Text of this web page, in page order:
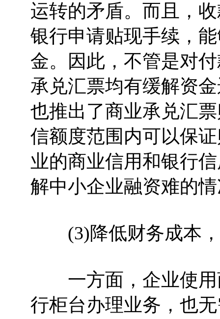
运转的矛盾。而且，
银行申请贴现手续，
金。因此，不管是对
承兑汇票均有缓解资
也推出了商业承兑汇
信额度范围内可以保
业的商业信用和银行
解中小企业融资难的
(3)降低财务成本，
一方面，企业使用
行柜台办理业务，也